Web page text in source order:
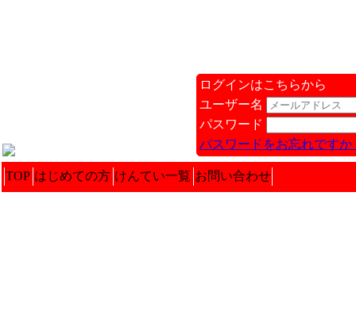
ログインはこちらから
ユーザー名
パスワード
パスワードをお忘れですか
TOP はじめての方 けんてい一覧 お問い合わせ